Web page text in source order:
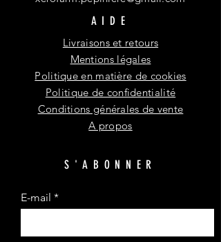
AIDE
Livraisons et retours
Mentions légales
Politique en matière de cookies
Politique de confidentialité
Conditions générales de vente
A propos
S'ABONNER
E-mail